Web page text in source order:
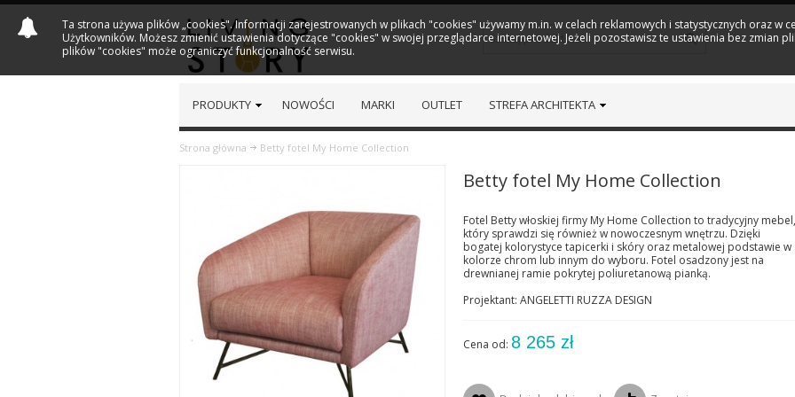
PRODUKTY NOWOŚCI MARKI OUTLET STREFA ARCHITEKTA
Strona główna Betty fotel My Home Collection
Betty fotel My Home Collection
Fotel Betty włoskiej firmy My Home Collection to tradycyjny mebel,
który sprawdzi się również w nowoczesnym wnętrzu. Dzięki
bogatej kolorystyce tapicerki i skóry oraz metalowej podstawie w
kolorze chrom lub innym do wyboru. Fotel osadzony jest na
drewnianej ramie pokrytej poliuretanową pianką.
Projektant: ANGELETTI RUZZA DESIGN
Cena od: 8 265 zł
Ta strona używa plików „cookies". Informacji zarejestrowanych w plikach "cookies" używamy m.in. w celach reklamowych i statystycznych oraz
Użytkowników. Możesz zmienić ustawienia dotyczące "cookies" w swojej przeglądarce internetowej. Jeżeli pozostawisz te ustawienia bez zmian
plików "cookies" może ograniczyć funkcjonalność serwisu.